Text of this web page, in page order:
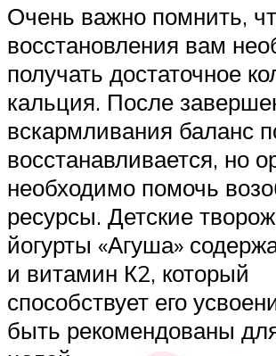
Очень важно помнить,
восстановления вам
получать достаточное
кальция. После
вскармливания баланс
восстанавливается, но
необходимо помочь
ресурсы. Детские
йогурты «Агуша»
и витамин К2, который
способствует его
быть рекомендованы